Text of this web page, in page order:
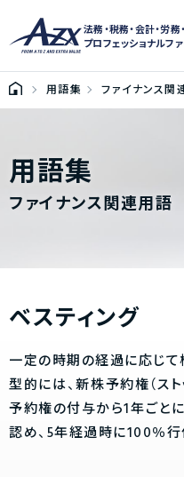
法務・税務・会計・労務
プロフェッショナルフ
用語集 ファイナンス関
用語集
ファイナンス関連用語
ベスティング
一定の時期の経過に応じ
型的には、新株予約権（ス
予約権の付与から1年ごと
認め、5年経過時に100％行